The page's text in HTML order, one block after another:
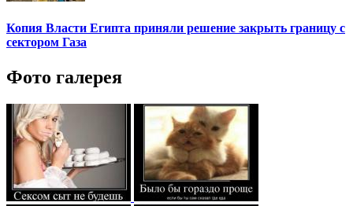
Копия Власти Египта приняли решение закрыть границу с
сектором Газа
Фото галерея